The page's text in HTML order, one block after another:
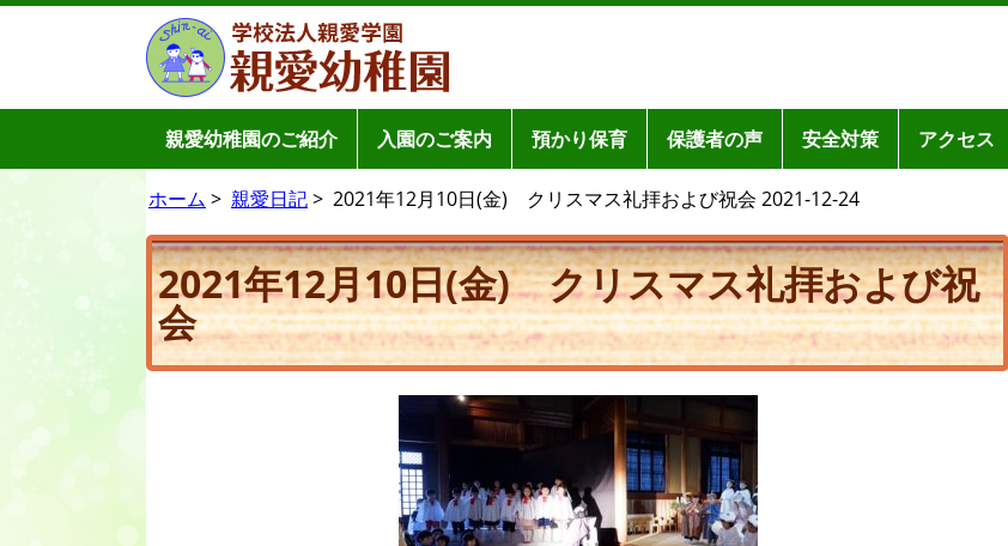
親愛幼稚園のご紹介 入園のご案内 預かり保育 保護者の声 安全対策 アクセス
ホーム > 親愛日記> 2021年12月10日(金) クリスマス礼拝および祝会 2021-12-24
2021年12月10日(金) クリスマス礼拝および祝
会